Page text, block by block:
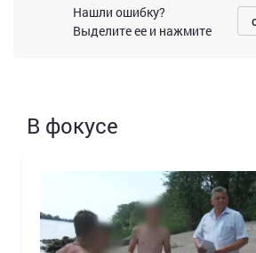
Нашли ошибку?
Выделите ее и нажмите
В фокусе